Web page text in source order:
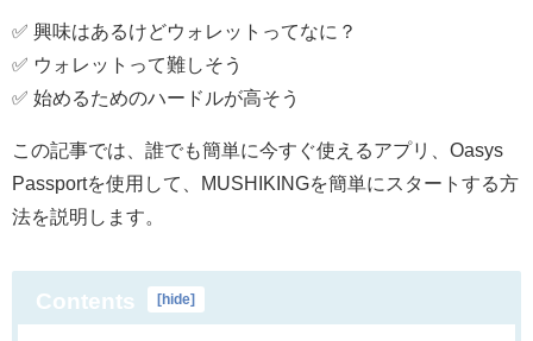
✅ 興味はあるけどウォレットってなに？
✅ ウォレットって難しそう
✅ 始めるためのハードルが高そう
この記事では、誰でも簡単に今すぐ使えるアプリ、Oasys
Passportを使用して、MUSHIKINGを簡単にスタートする方
法を説明します。
Contents [hide]